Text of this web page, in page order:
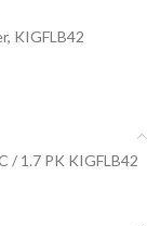
, KIGFLB42
/ 1.7 PK KIGFLB42